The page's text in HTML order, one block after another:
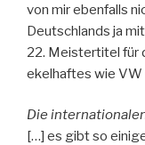
von mir ebenfalls
Deutschlands ja
22. Meistertitel für
ekelhaftes wie
Die
[…] es gibt so